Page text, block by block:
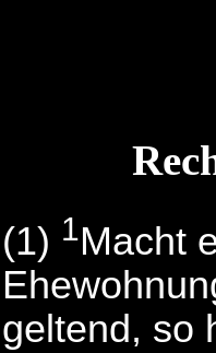
(1) 1Macht
geltend, so